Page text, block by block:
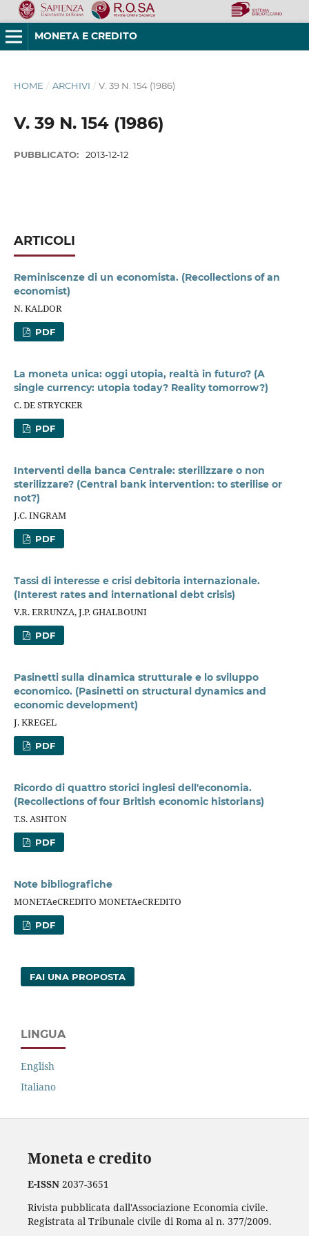
MONETA E CREDITO
HOME / ARCHIVI / V. 39 N. 154 (1986)
V. 39 N. 154 (1986)
PUBBLICATO: 2013-12-12
ARTICOLI
Reminiscenze di un economista. (Recollections of an
economist)
N. KALDOR
PDF
La moneta unica: oggi utopia, realtà in futuro? (A
single currency: utopia today? Reality tomorrow?)
C. DE STRYCKER
PDF
Interventi della banca Centrale: sterilizzare o non
sterilizzare? (Central bank intervention: to sterilise or
not?)
J.C. INGRAM
PDF
Tassi di interesse e crisi debitoria internazionale.
(Interest rates and international debt crisis)
V.R. ERRUNZA, J.P. GHALBOUNI
PDF
Pasinetti sulla dinamica strutturale e lo sviluppo
economico. (Pasinetti on structural dynamics and
economic development)
J. KREGEL
PDF
Ricordo di quattro storici inglesi dell'economia.
(Recollections of four British economic historians)
T.S. ASHTON
PDF
Note bibliografiche
MONETAeCREDITO MONETAeCREDITO
PDF
FAI UNA PROPOSTA
LINGUA
English
Italiano
Moneta e credito
E-ISSN2037-3651
Rivista pubblicata dall'Associazione Economia civile.
Registrata al Tribunale civile di Roma al n. 377/2009.